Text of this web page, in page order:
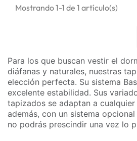
Mostrando 1-1 de 1 artículo(s)
Para los que buscan vestir el
diáfanas y naturales, nuestras
elección perfecta. Su sistema
excelente estabilidad. Sus
tapizados se adaptan a
además, con un sistema
no podrás prescindir una vez lo